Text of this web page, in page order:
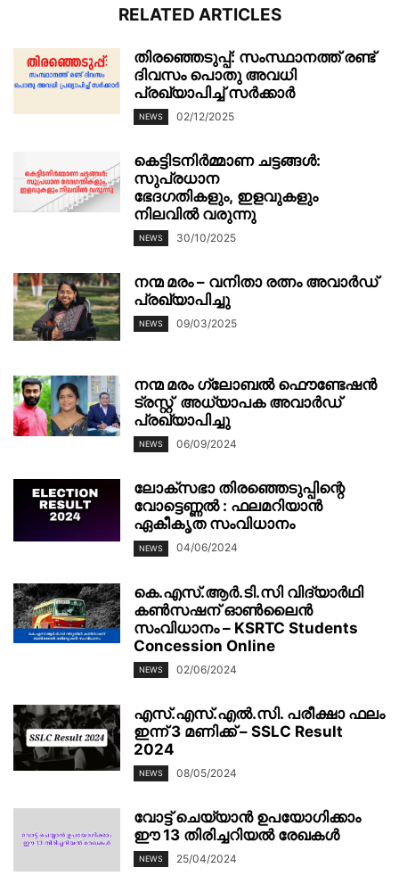
RELATED ARTICLES
തിരഞ്ഞെടുപ്പ്: സംസ്ഥാനത്ത് രണ്ട്
ദിവസം പൊതു അവധി
പ്രഖ്യാപിച്ച് സർക്കാർ
NEWS 02/12/2025
കെട്ടിടനിർമ്മാണ ചട്ടങ്ങൾ:
സുപ്രധാന
ഭേദഗതികളും, ഇളവുകളും
നിലവിൽ വരുന്നു
NEWS 30/10/2025
നന്മ മരം – വനിതാ രത്നം അവാർഡ്
പ്രഖ്യാപിച്ചു
NEWS 09/03/2025
നന്മ മരം ഗ്ലോബൽ ഫൌണ്ടേഷൻ
ട്രസ്റ്റ്‌ അധ്യാപക അവാർഡ്
പ്രഖ്യാപിച്ചു
NEWS 06/09/2024
ലോക്സഭാ തിരഞ്ഞെടുപ്പിന്റെ
വോട്ടെണ്ണൽ : ഫലമറിയാൻ
ഏകീകൃത സംവിധാനം
NEWS 04/06/2024
കെ.എസ്.ആർ.ടി.സി വിദ്യാർഥി
കൺസഷന് ഓൺലൈൻ
സംവിധാനം – KSRTC Students
Concession Online
NEWS 02/06/2024
എസ്.എസ്.എൽ.സി. പരീക്ഷാ ഫലം
ഇന്ന് 3 മണിക്ക് – SSLC Result
2024
NEWS 08/05/2024
വോട്ട് ചെയ്യാൻ ഉപയോഗിക്കാം
ഈ 13 തിരിച്ചറിയൽ രേഖകൾ
NEWS 25/04/2024